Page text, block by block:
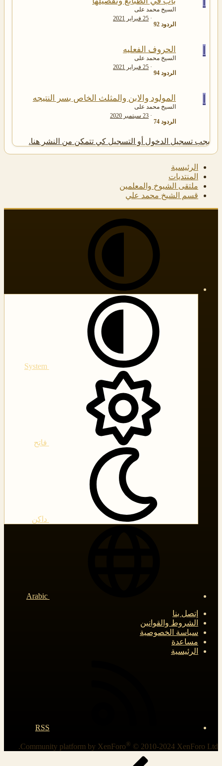
السيخ محمد على
الردود 92
25 فبراير 2021
ا الحروف الفعليه
السيخ محمد على
الردود 94
25 فبراير 2021
ا المولود والابن والمثلث الخاص بسر النتيجه
السيخ محمد على
الردود 74
23 سبتمبر 2020
يجب تسجيل الدخول أو التسجيل كي تتمكن من النشر هنا.
الرئيسية
المنتديات
ملتقى الشيوخ والمعلمين
قسم الشيخ محمد علي
فاتح
داكن
إتصل بنا
الشروط والقوانين
سياسة الخصوصية
مساعدة
الرئيسية
RSS
Community platform by XenForo® © 2010-2024 XenForo Ltd.